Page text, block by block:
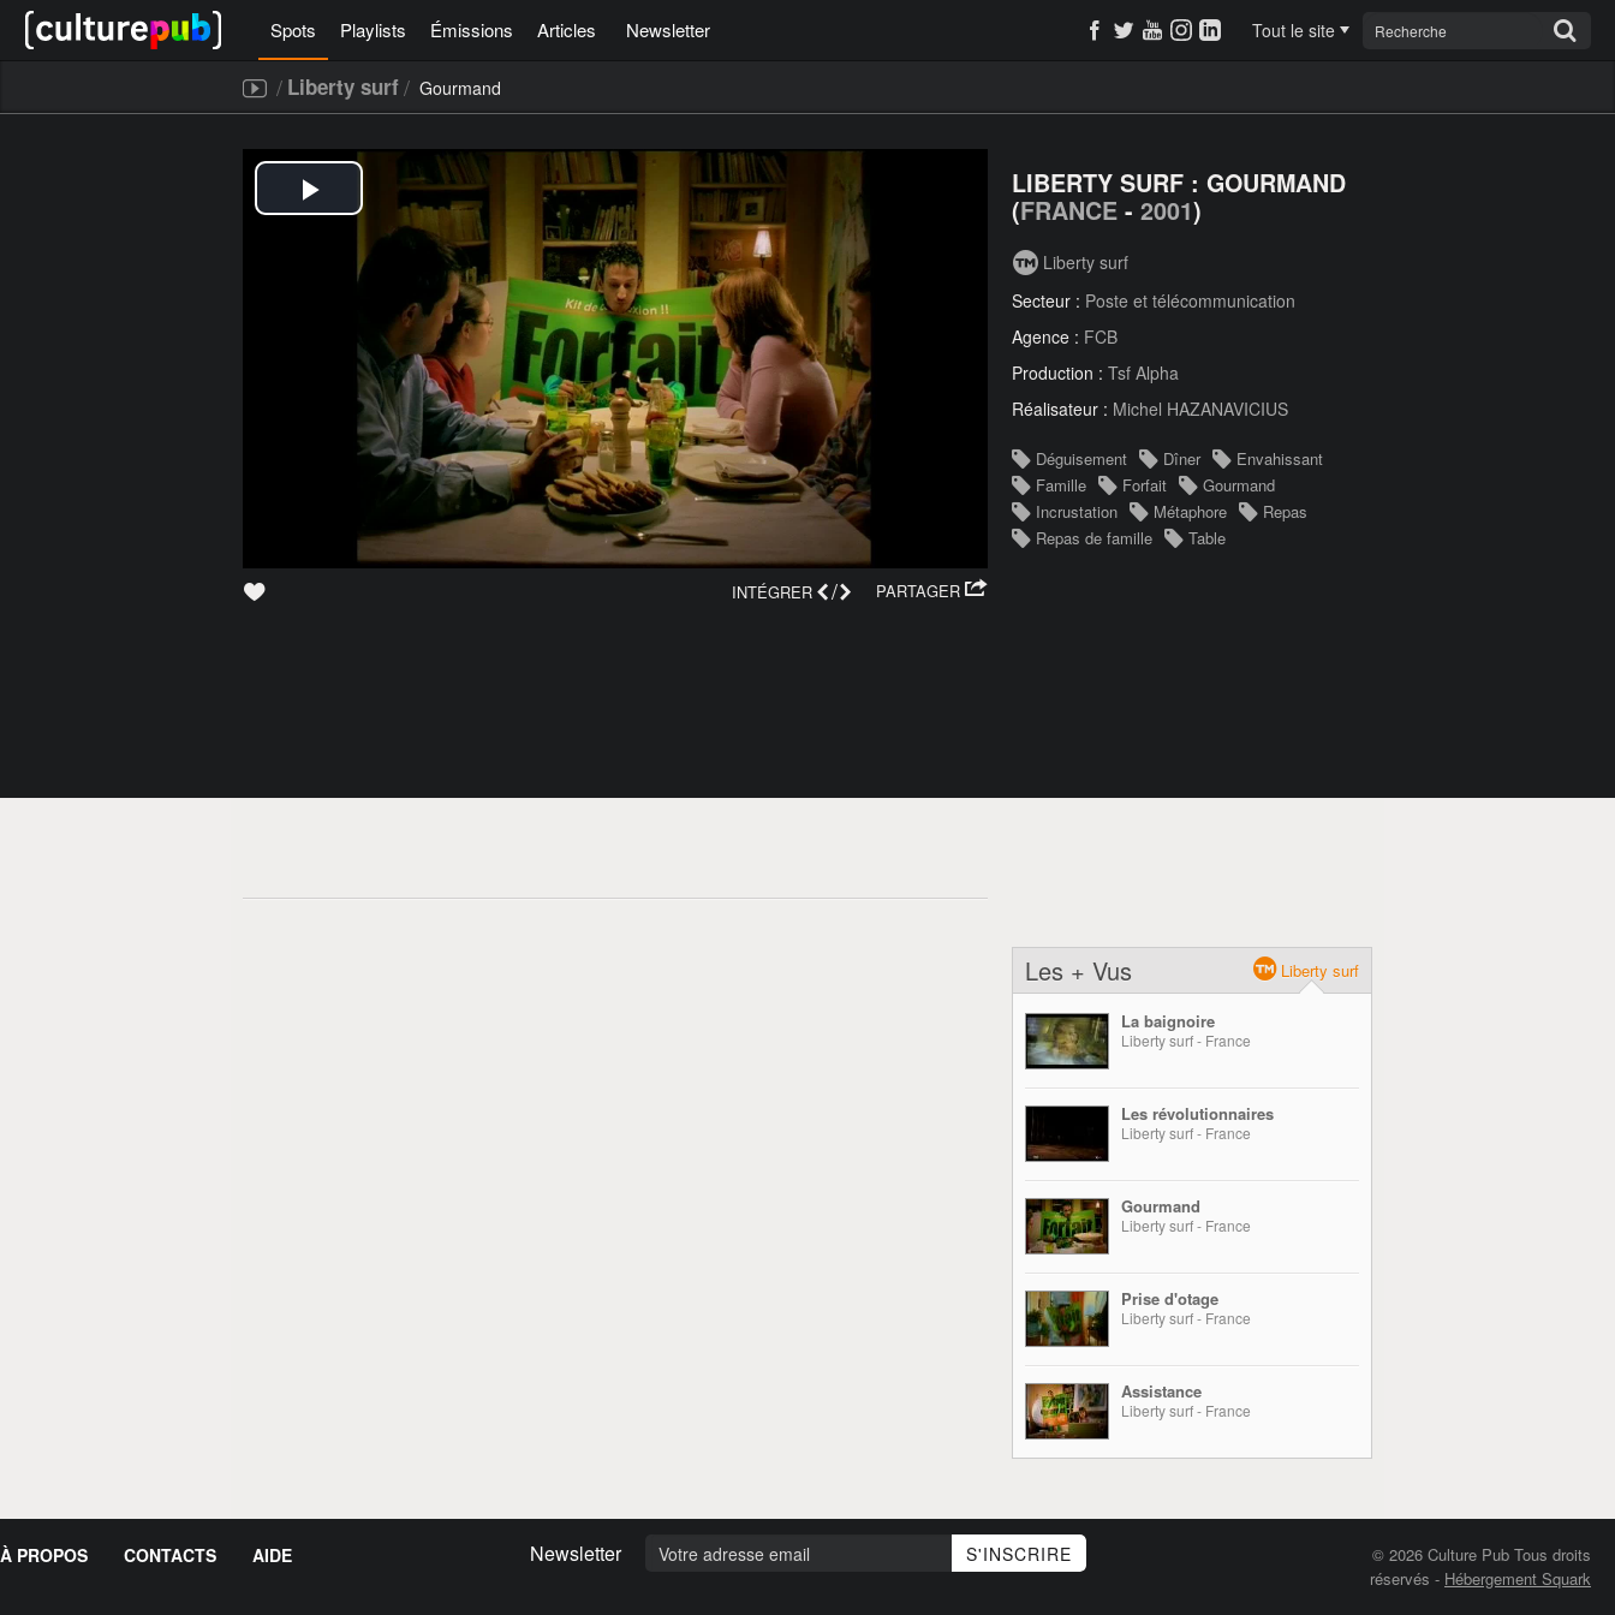
Spots Playlists Émissions Articles Newsletter Tout le site
/ Liberty surf/ Gourmand
PARTAGER
INTÉGRER /
LIBERTY SURF : GOURMAND
(FRANCE - 2001)
Liberty surf
Secteur : Poste et télécommunication
Agence : FCB
Production : Tsf Alpha
Réalisateur : Michel HAZANAVICIUS
Déguisement Dîner
Envahissant
Famille
Forfait
Gourmand
Incrustation
Métaphore
Repas
Repas de famille
Table
Les + Vus Liberty surf
La baignoire
Liberty surf - France
Les révolutionnaires
Liberty surf - France
Gourmand
Liberty surf - France
Prise d'otage
Liberty surf - France
Assistance
Liberty surf - France
À PROPOS CONTACTS AIDE Newsletter
© 2026 Culture Pub Tous droits
réservés - Hébergement Squark